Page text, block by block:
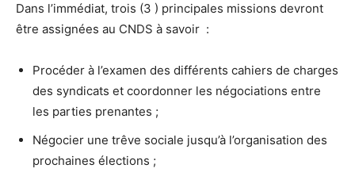
Dans l’immédiat, trois (3 ) principales missions devront
être assignées au CNDS à savoir :
Procéder à l’examen des différents cahiers de charges
des syndicats et coordonner les négociations entre
les parties prenantes ;
Négocier une trêve sociale jusqu’à l’organisation des
prochaines élections ;